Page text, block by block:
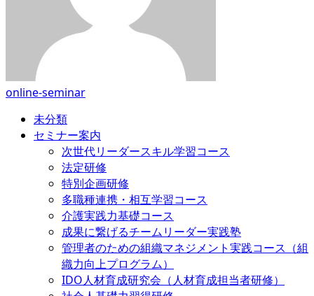
online-seminar
未分類
セミナー案内
次世代リーダースキル学習コース
法定研修
特別企画研修
多職種連携・相互学習コース
介護実践力基礎コース
成果に繋げるチームリーダー実践塾
管理者のための組織マネジメント実践コース（組
織力向上プログラム）
IDO人材育成研究会（人材育成担当者研修）